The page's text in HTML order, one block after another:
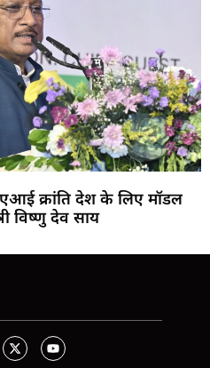
क्रांति देश के लिए मॉडल
विष्णु देव साय